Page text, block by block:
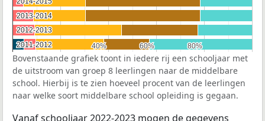
40%
40% 60%
60% 80%
80%
2014-2015
2014-2015
2013-2014
2013-2014
2012-2013
2012-2013
2011-2012
2011-2012
Bovenstaande grafiek toont in iedere rij een schooljaar met
de uitstroom van groep 8 leerlingen naar de middelbare
school. Hierbij is te zien hoeveel procent van de leerlingen
naar welke soort middelbare school opleiding is gegaan.
Vanaf schooljaar 2022-2023 mogen de gegevens